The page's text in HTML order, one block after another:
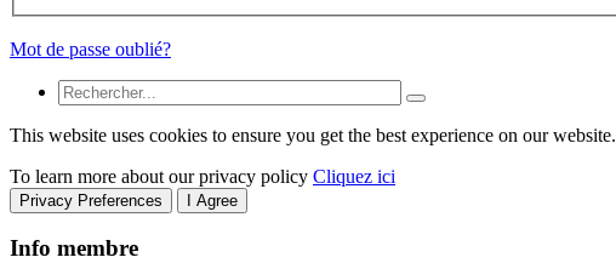
Mot de passe oublié?
This website uses cookies to ensure you get the best experience on our website.
To learn more about our privacy policy Cliquez ici
Privacy Preferences I Agree
Info membre